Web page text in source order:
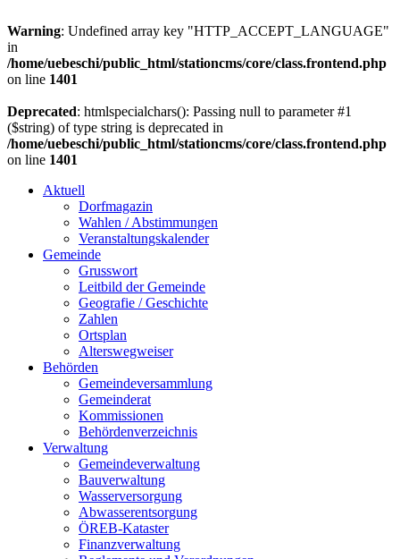
Warning: Undefined array key "HTTP_ACCEPT_LANGUAGE"
in
/home/uebeschi/public_html/stationcms/core/class.frontend.php
on line 1401
Deprecated: htmlspecialchars(): Passing null to parameter #1
($string) of type string is deprecated in
/home/uebeschi/public_html/stationcms/core/class.frontend.php
on line 1401
Aktuell
Dorfmagazin
Wahlen / Abstimmungen
Veranstaltungskalender
Gemeinde
Grusswort
Leitbild der Gemeinde
Geografie / Geschichte
Zahlen
Ortsplan
Alterswegweiser
Behörden
Gemeindeversammlung
Gemeinderat
Kommissionen
Behördenverzeichnis
Verwaltung
Gemeindeverwaltung
Bauverwaltung
Wasserversorgung
Abwasserentsorgung
ÖREB-Kataster
Finanzverwaltung